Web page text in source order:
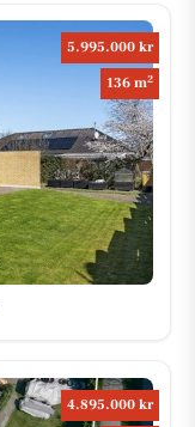
5.995.000 kr
136 m2
4.895.000 kr